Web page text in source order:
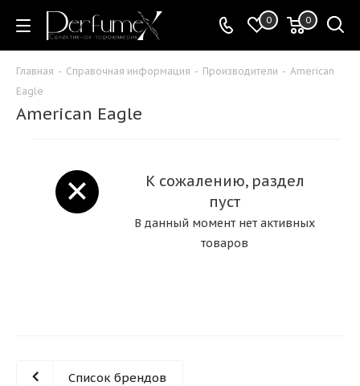
0 0
Главная - Справочная информация - Производители - American
Eagle
American Eagle
К сожалению, раздел
пуст
В данный момент нет активных
товаров
Список брендов